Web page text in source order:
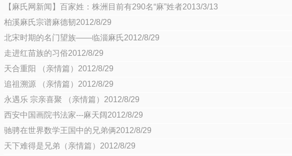
【麻氏网新闻】百家姓：株洲目前有290名“麻”姓者2013/3/13
柏溪麻氏宗谱麻德韧2012/8/29
北宋时期的名门望族——临淄麻氏2012/8/29
走进红苗族的习俗2012/8/29
天合重阳 （亲情篇）2012/8/29
追祖溯源 （亲情篇）2012/8/29
永遇乐 宗亲喜聚 （亲情篇）2012/8/29
西安中国画院书法家---麻天阔2012/8/29
驰骋在世界数学王国中的兄弟俩2012/8/29
天下难得是兄弟（亲情篇）2012/8/29